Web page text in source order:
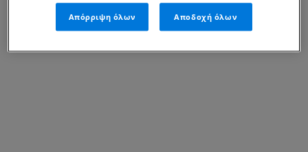
Απόρριψη όλων Αποδοχή όλων